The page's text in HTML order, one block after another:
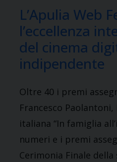
L’Apulia Web
l’eccellenza
del cinema
indipendente
Oltre 40 i premi
Francesco
italiana “In famiglia
numeri e i premi
Cerimonia Finale della